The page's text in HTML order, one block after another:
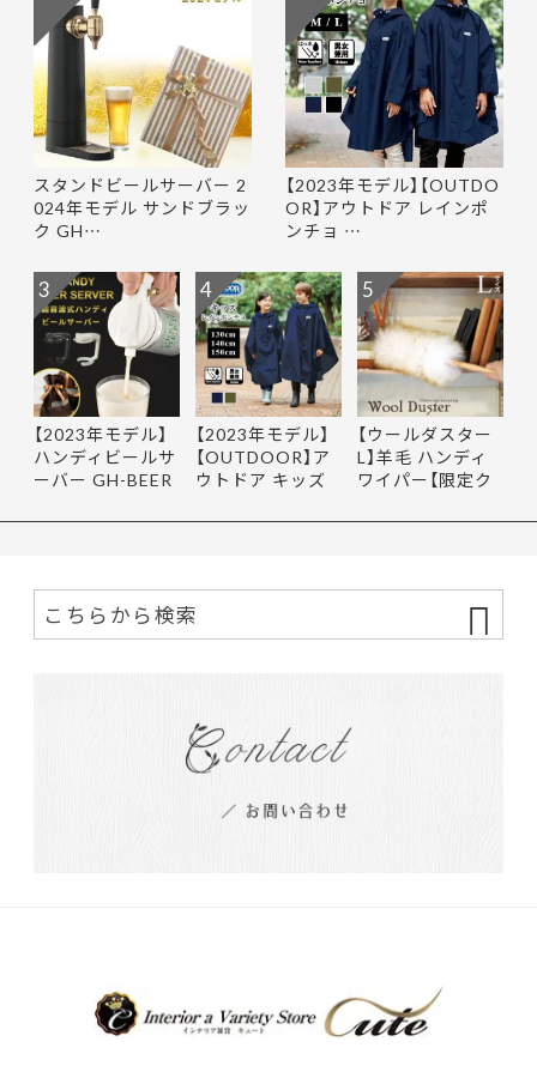
スタンドビールサーバー 2
024年モデル サンドブラッ
ク GH…
【2023年モデル】【OUTDO
OR】アウトドア レインポ
ンチョ …
【2023年モデル】
ハンディビールサ
ーバー GH-BEER
3
【2023年モデル】
【OUTDOOR】ア
ウトドア キッズ
4
【ウールダスター
L】羊毛 ハンディ
ワイパー【限定ク
5